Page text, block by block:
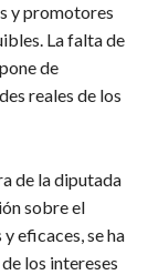
y promotores
La falta de
de
reales de los
de la diputada
sobre el
eficaces, se ha
los intereses